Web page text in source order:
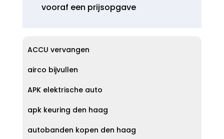
vooraf een prijsopgave
ACCU vervangen
airco bijvullen
APK elektrische auto
apk keuring den haag
autobanden kopen den haag